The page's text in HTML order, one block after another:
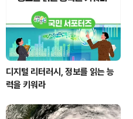
디지털 리터러시, 정보를 읽는 능
력을 키워라